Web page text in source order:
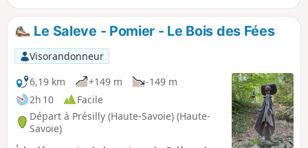
Le Saleve - Pomier - Le Bois des Fées
Visorandonneur
6,19 km
+149 m
-149 m
2h 10
Facile
Départ à Présilly (Haute-Savoie) (Haute-
Savoie)